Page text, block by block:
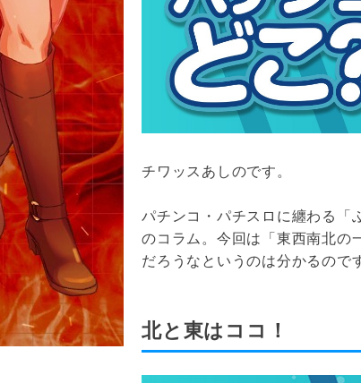
チワッスあしのです。
パチンコ・パチスロに纏わる「
のコラム。今回は「東西南北の
だろうなというのは分かるの
北と東はココ！